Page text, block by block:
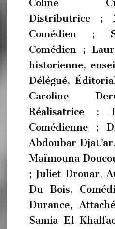
Coline
Distributrice ;
Comédien ;
Comédien ;
historienne,
Délégué,
Caroline
Réalisatrice ;
Comédienne ;
Abdoubar
Maïmouna
; Juliet Drouar,
Du Bois,
Durance,
Samia El